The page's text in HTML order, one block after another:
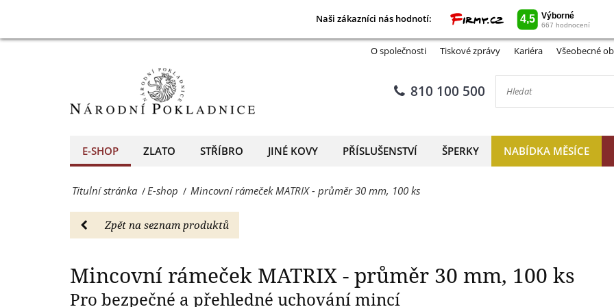
Naši zákazníci nás hodnotí:
mm,
100
-
O společnosti Tiskové zprávy Kariéra Všeobecné
810 100 500
E-SHOP ZLATO STŘÍBRO JINÉ KOVY PŘÍSLUŠENSTVÍ ŠPERKY NABÍDKA MĚSÍCE
Titulní stránka /E-shop / Mincovní rámeček MATRIX - průměr 30 mm, 100 ks
Zpět na seznam produktů
Mincovní rámeček MATRIX - průměr 30 mm, 100 ks
Pro bezpečné a přehledné uchování mincí
Mincovní rámeček MATRIX - průměr 30
Naši zákazníci nás hodnotí:
100
E-
-
Národní
Pokladnice
evropský